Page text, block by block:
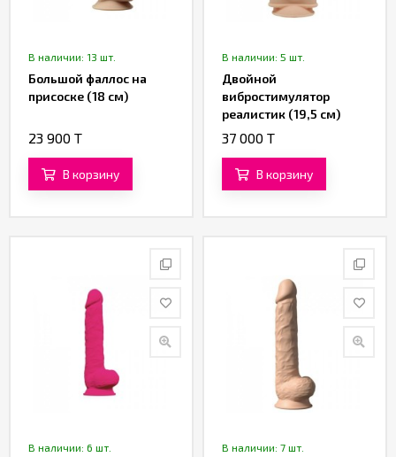
В наличии: 13 шт.
Большой фаллос на
присоске (18 см)
23 900 T
В корзину
В наличии: 5 шт.
Двойной
вибростимулятор
реалистик (19,5 см)
37 000 T
В корзину
В наличии: 6 шт. В наличии: 7 шт.